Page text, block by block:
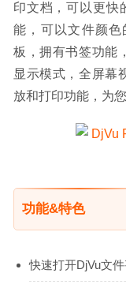
印文档，可以更快
能，可以文件颜
板，拥有书签功能
显示模式，全屏幕
放和打印功能，为
功能&特色
快速打开DjVu文